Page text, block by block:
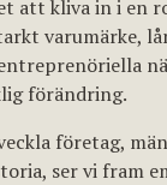
att kliva in i en
varumärke,
förändring.
företag,
ser vi fram